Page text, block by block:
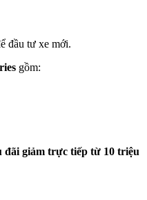
đầu tư xe mới.
gồm:
đãi giảm trực tiếp từ 10 triệu